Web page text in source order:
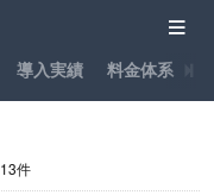
導入実績 料金体系
13件